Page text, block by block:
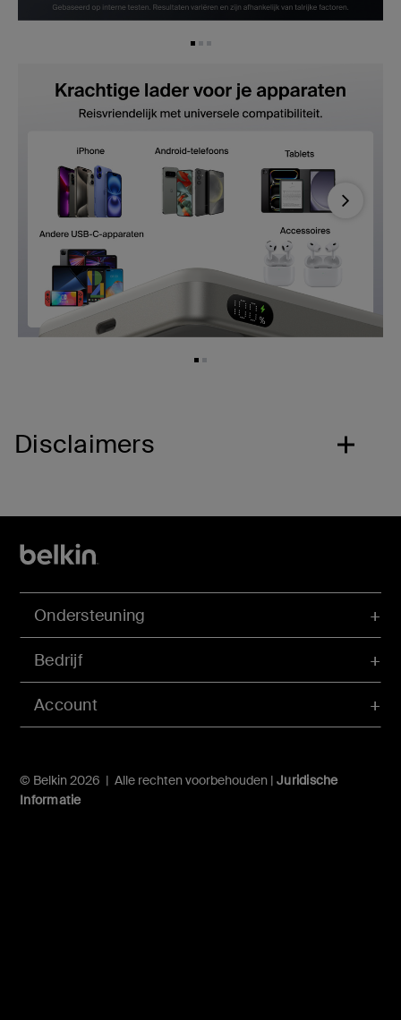
Next
Disclaimers
Account
Ondersteuning
Bedrijf
© Belkin 2026 | Alle rechten voorbehouden | Juridische
Informatie